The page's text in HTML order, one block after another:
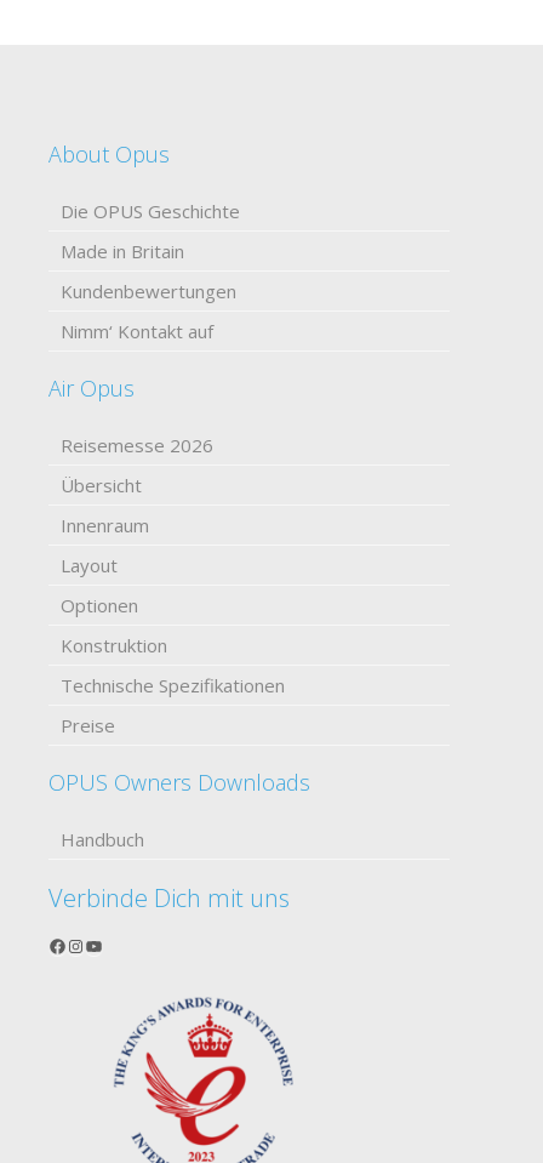
About Opus
Die OPUS Geschichte
Made in Britain
Kundenbewertungen
Nimm‘ Kontakt auf
Air Opus
Reisemesse 2026
Übersicht
Innenraum
Layout
Optionen
Konstruktion
Technische Spezifikationen
Preise
OPUS Owners Downloads
Handbuch
Verbinde Dich mit uns
Facebook
Instagram